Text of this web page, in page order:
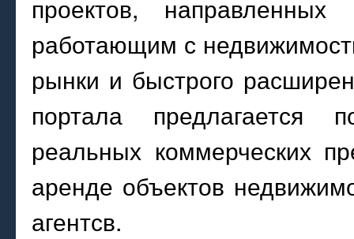
проектов,
работающим с
рынки и быстрого
портала предлагается
реальных коммерческих
аренде объектов
агентсв.